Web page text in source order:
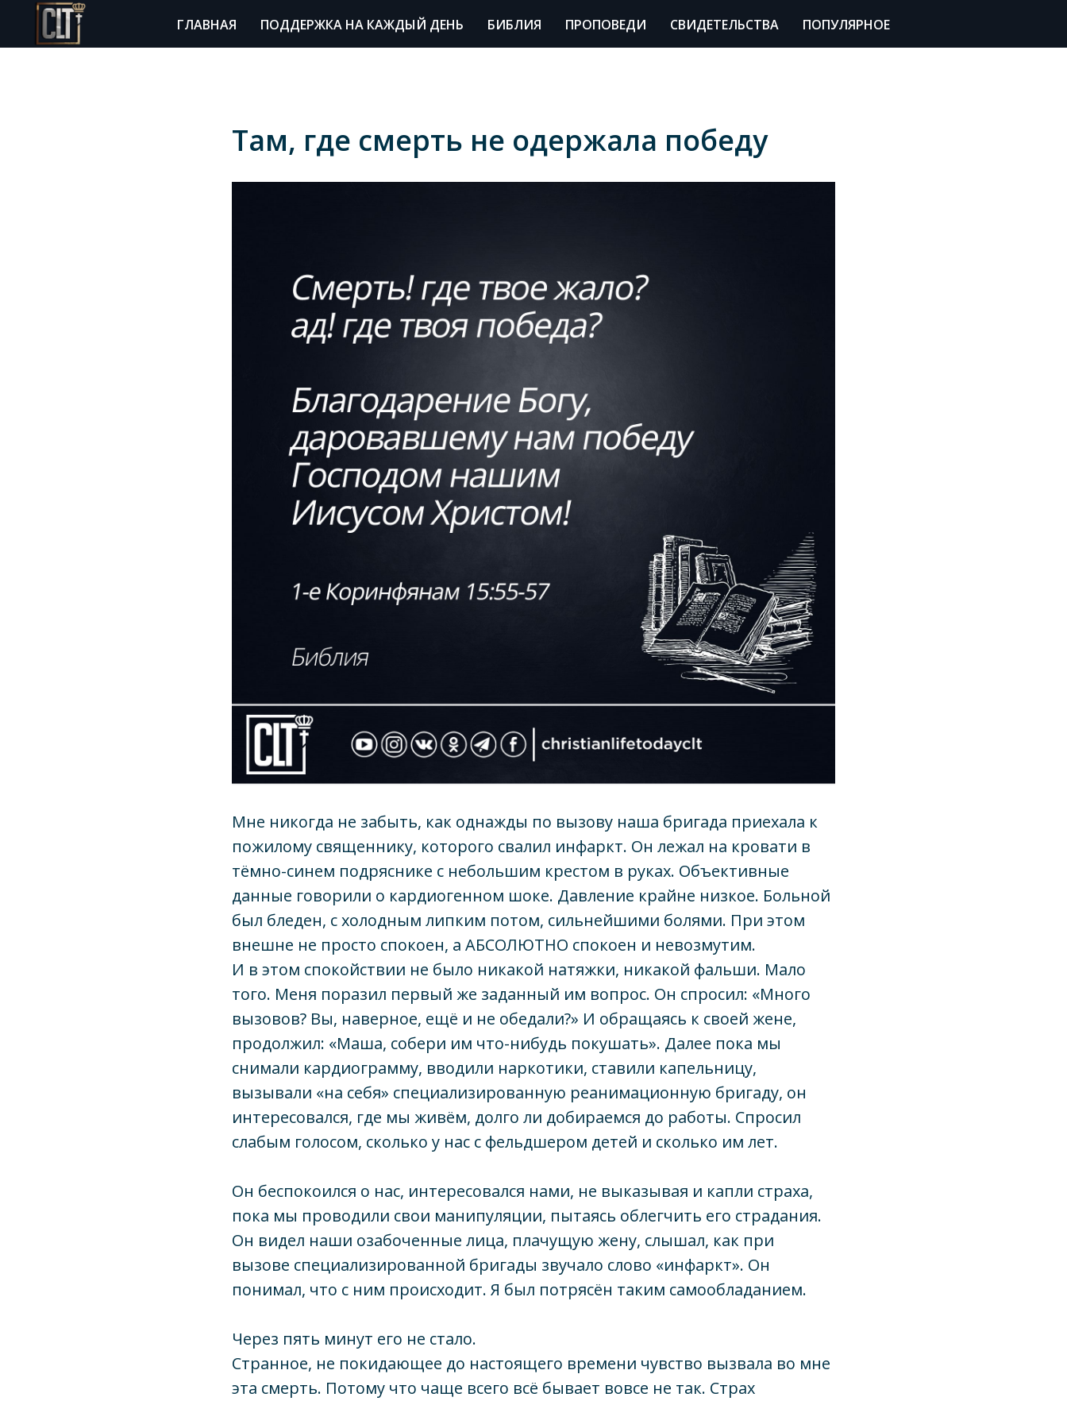
ГЛАВНАЯ ПОДДЕРЖКА НА КАЖДЫЙ ДЕНЬ БИБЛИЯ ПРОПОВЕДИ СВИДЕТЕЛЬСТВА ПОПУЛЯРНОЕ
Там, где смерть не одержала победу
Мне никогда не забыть, как однажды по вызову наша бригада приехала к
пожилому священнику, которого свалил инфаркт. Он лежал на кровати в
тёмно-синем подряснике с небольшим крестом в руках. Объективные
данные говорили о кардиогенном шоке. Давление крайне низкое. Больной
был бледен, с холодным липким потом, сильнейшими болями. При этом
внешне не просто спокоен, а АБСОЛЮТНО спокоен и невозмутим.
И в этом спокойствии не было никакой натяжки, никакой фальши. Мало
того. Меня поразил первый же заданный им вопрос. Он спросил: «Много
вызовов? Вы, наверное, ещё и не обедали?» И обращаясь к своей жене,
продолжил: «Маша, собери им что-нибудь покушать». Далее пока мы
снимали кардиограмму, вводили наркотики, ставили капельницу,
вызывали «на себя» специализированную реанимационную бригаду, он
интересовался, где мы живём, долго ли добираемся до работы. Спросил
слабым голосом, сколько у нас с фельдшером детей и сколько им лет.
Он беспокоился о нас, интересовался нами, не выказывая и капли страха,
пока мы проводили свои манипуляции, пытаясь облегчить его страдания.
Он видел наши озабоченные лица, плачущую жену, слышал, как при
вызове специализированной бригады звучало слово «инфаркт». Он
понимал, что с ним происходит. Я был потрясён таким самообладанием.
Через пять минут его не стало.
Странное, не покидающее до настоящего времени чувство вызвала во мне
эта смерть. Потому что чаще всего всё бывает вовсе не так. Страх